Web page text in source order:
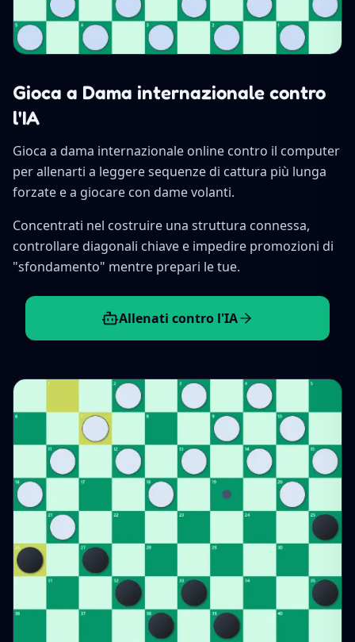
Gioca a Dama internazionale contro
l'IA
Gioca a dama internazionale online contro il computer
per allenarti a leggere sequenze di cattura più lunga
forzate e a giocare con dame volanti.
Concentrati nel costruire una struttura connessa,
controllare diagonali chiave e impedire promozioni di
"sfondamento" mentre prepari le tue.
Allenati contro l'IA